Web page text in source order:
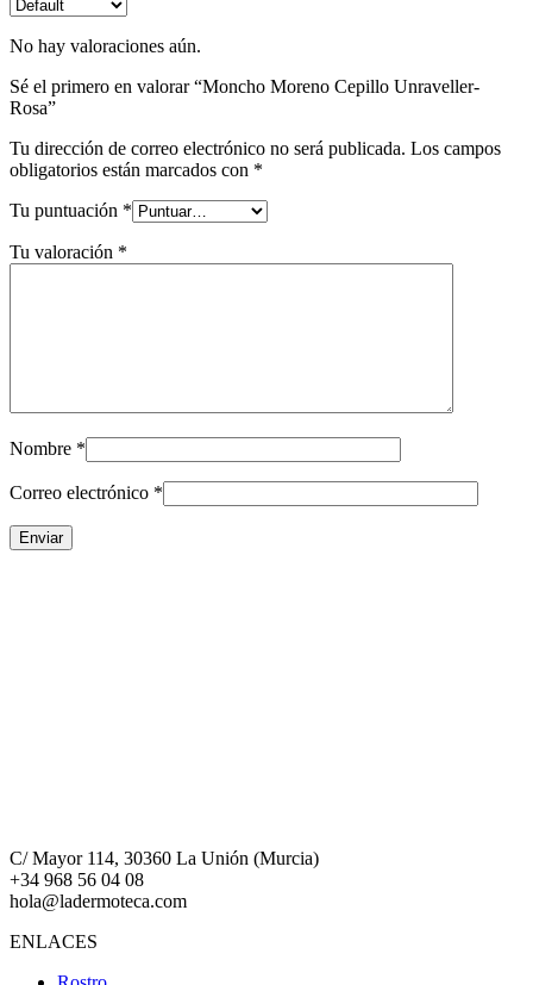
No hay valoraciones aún.
Sé el primero en valorar “Moncho Moreno Cepillo Unraveller-
Rosa”
Tu dirección de correo electrónico no será publicada. Los campos
obligatorios están marcados con *
Tu puntuación *
Tu valoración *
Nombre *
Correo electrónico *
C/ Mayor 114, 30360 La Unión (Murcia)
+34 968 56 04 08
hola@ladermoteca.com
ENLACES